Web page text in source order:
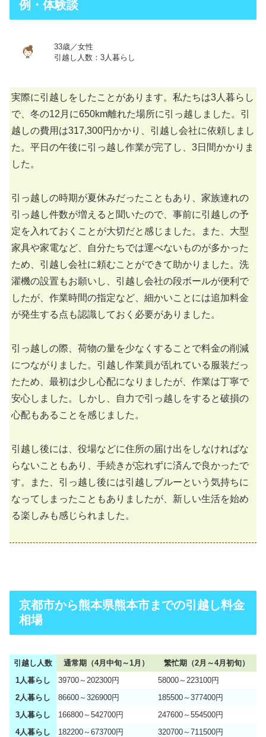
例・体験談
33歳／女性
引越し人数：3人暮らし
実際に引越しをしたことがあります。私たちは3人暮らし
で、冬の12月に650km離れた場所に引っ越しました。引
越しの費用は317,300円かかり、引越し会社に依頼しまし
た。平日の午後に引っ越し作業が完了し、3日間かかりま
した。
引っ越しの時期が夏休みだったこともあり、家族連れの
引っ越し件数が増えると聞いたので、事前に引越しの予
定を入れておくことが大切だと感じました。また、大型
家具や家電など、自分たちでは運べないものが多かった
ため、引越し会社に頼むことができて助かりました。洗
濯機の設置もお願いし、引越し会社の段ボールが便利で
したが、作業時間の指定など、細かいことには追加料金
が発生する点も認識しておく必要がありました。
引っ越しの際、荷物の量を少なくすることで料金の削減
につながりました。引越し作業員が乱れている服装だっ
たため、最初は少し心配になりましたが、作業は丁寧で
安心しました。しかし、自力で引っ越しをすると破損の
心配もあることを感じました。
引越し後には、役場などに住所の届け出をしなければな
らないこともあり、手続きが忘れずに済んで良かったで
す。また、引っ越し後には引越しブルーという気持ちに
なってしまったこともありましたが、新しい生活を始め
る楽しみも感じられました。
京都市から熊本県熊本市までの引越し料金
相場
引越し人数 通常期（4月中旬～1月）
繁忙期（2月～4月初旬）
1人暮らし
39700～202300円
58000～223100円
2人暮らし
86600～326900円
185500～377400円
3人暮らし
166800～542700円
247600～554500円
4人暮らし
182200～673700円 320700～711500円